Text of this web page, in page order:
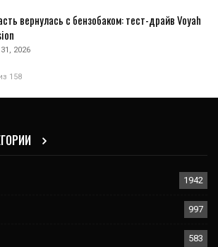
вернулась с бензобаком: тест-драйв Voyah
2026
158
1942
997
583